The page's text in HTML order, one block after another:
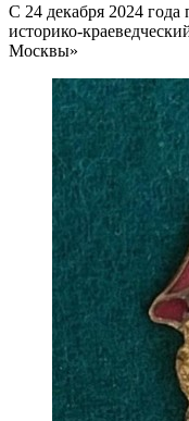
С 24 декабря 2024
историко-
Москвы»